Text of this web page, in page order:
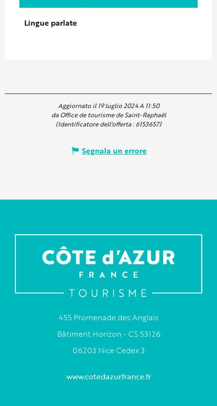
Lingue parlate
Lingue parlate
Aggiornato il 19 luglio 2024 A 11:50
da Office de tourisme de Saint-Raphaël
(Identificatore dell'offerta :6153657)
Segnala un errore
455 Promenade des Anglais
Bâtiment Horizon - CS 53126
06203 Nice Cedex 3
www.cotedazurfrance.fr